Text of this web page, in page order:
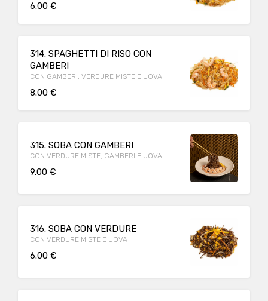
6.00 €
314. SPAGHETTI DI RISO CON
GAMBERI
CON GAMBERI, VERDURE MISTE E UOVA
8.00 €
315. SOBA CON GAMBERI
CON VERDURE MISTE, GAMBERI E UOVA
9.00 €
316. SOBA CON VERDURE
CON VERDURE MISTE E UOVA
6.00 €